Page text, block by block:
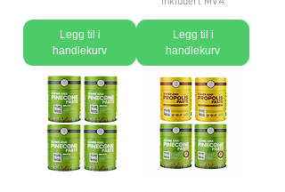
Legg til i
handlekurv
Legg til i
handlekurv